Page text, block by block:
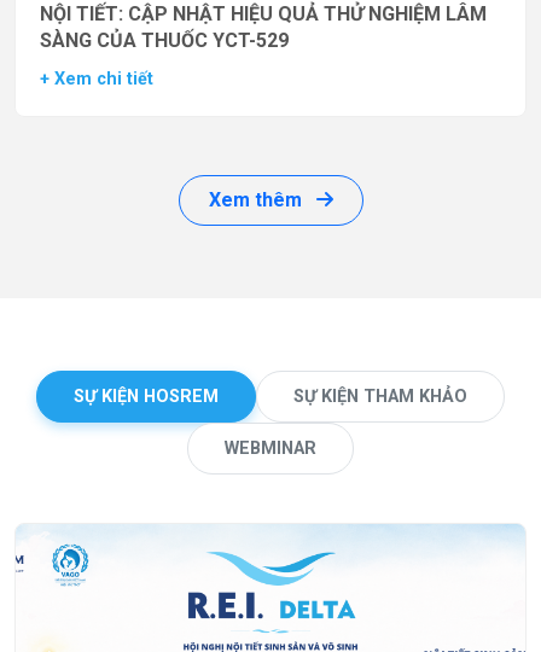
NỘI TIẾT: CẬP NHẬT HIỆU QUẢ THỬ NGHIỆM LÂM
SÀNG CỦA THUỐC YCT-529
+ Xem chi tiết
Xem thêm
SỰ KIỆN HOSREM SỰ KIỆN THAM KHẢO
WEBMINAR